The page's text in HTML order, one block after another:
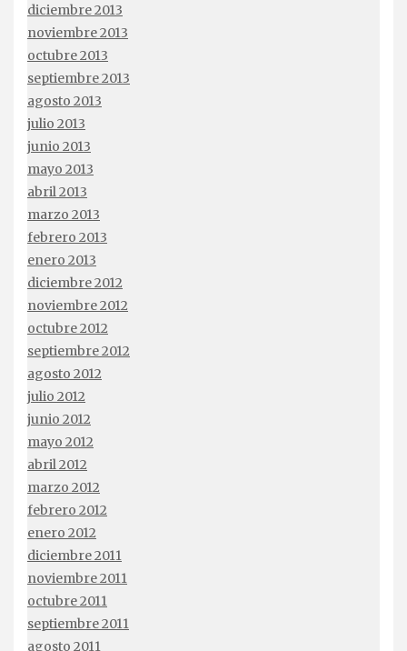
diciembre 2013
noviembre 2013
octubre 2013
septiembre 2013
agosto 2013
julio 2013
junio 2013
mayo 2013
abril 2013
marzo 2013
febrero 2013
enero 2013
diciembre 2012
noviembre 2012
octubre 2012
septiembre 2012
agosto 2012
julio 2012
junio 2012
mayo 2012
abril 2012
marzo 2012
febrero 2012
enero 2012
diciembre 2011
noviembre 2011
octubre 2011
septiembre 2011
agosto 2011